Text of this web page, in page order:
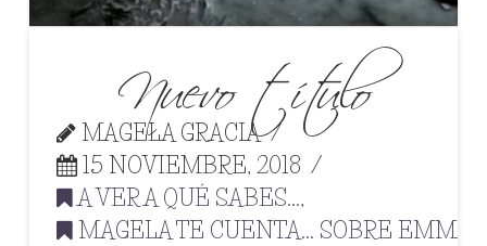
Nuevo título
MAGELA GRACIA
15 NOVIEMBRE, 2018
A VER A QUÉ SABES...,
MAGELA TE CUENTA... SOBRE EMMA